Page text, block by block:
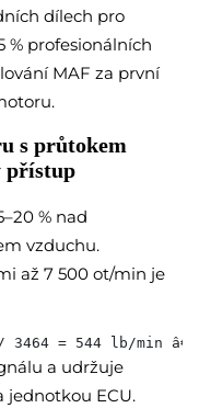
dílech pro
% profesionálních
MAF za první
s průtokem
přístup
% nad
vzduchu.
až 7 500 ot/min je
= 544 lb/min â€“
a udržuje
jednotkou ECU.